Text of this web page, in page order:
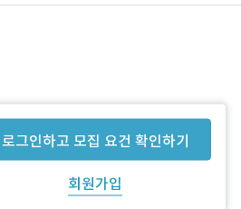
로그인하고 모집 요건 확인하기
회원가입